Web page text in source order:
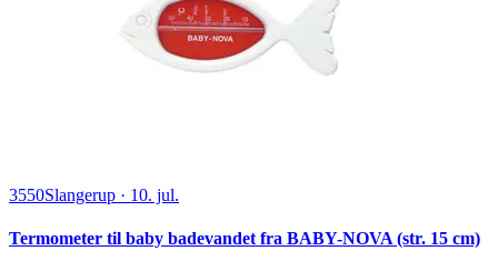
3550Slangerup · 10. jul.
Termometer til baby badevandet fra BABY-NOVA (str. 15 cm)